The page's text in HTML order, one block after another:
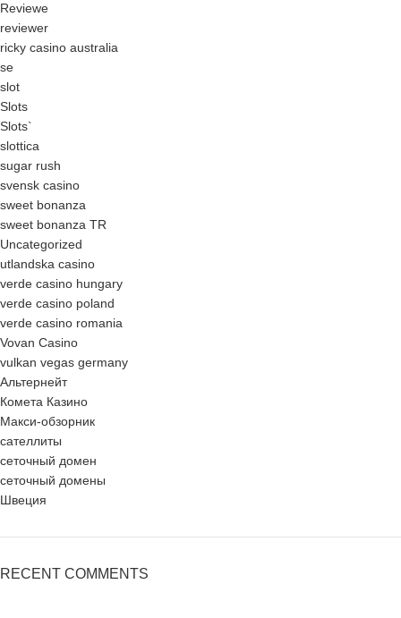
Reviewe
reviewer
ricky casino australia
se
slot
Slots
Slots`
slottica
sugar rush
svensk casino
sweet bonanza
sweet bonanza TR
Uncategorized
utlandska casino
verde casino hungary
verde casino poland
verde casino romania
Vovan Casino
vulkan vegas germany
Альтернейт
Комета Казино
Макси-обзорник
сателлиты
сеточный домен
сеточный домены
Швеция
RECENT COMMENTS